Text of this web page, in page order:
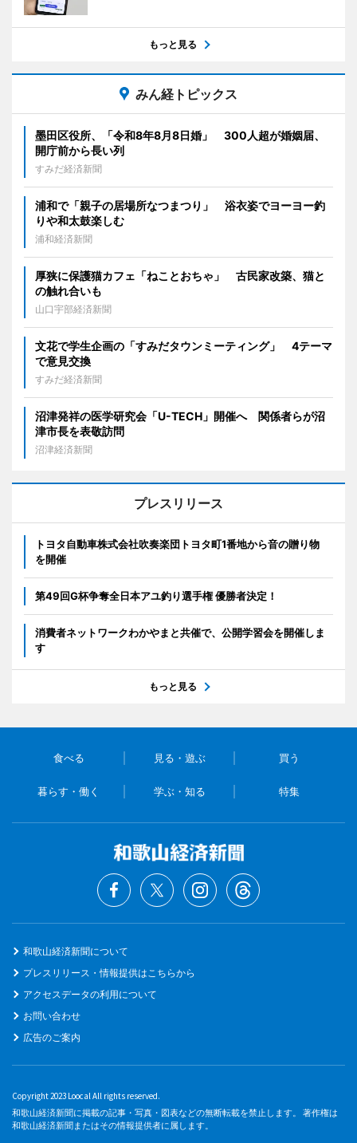
もっと見る
みん経トピックス
墨田区役所、「令和8年8月8日婚」 300人超が婚姻届、
開庁前から長い列
すみだ経済新聞
浦和で「親子の居場所なつまつり」 浴衣姿でヨーヨー釣
りや和太鼓楽しむ
浦和経済新聞
厚狭に保護猫カフェ「ねことおちゃ」 古民家改築、猫と
の触れ合いも
山口宇部経済新聞
文花で学生企画の「すみだタウンミーティング」 4テーマ
で意見交換
すみだ経済新聞
沼津発祥の医学研究会「U-TECH」開催へ 関係者らが沼
津市長を表敬訪問
沼津経済新聞
プレスリリース
トヨタ自動車株式会社吹奏楽団トヨタ町1番地から音の贈り物
を開催
第49回G杯争奪全日本アユ釣り選手権 優勝者決定！
消費者ネットワークわかやまと共催で、公開学習会を開催しま
す
もっと見る
食べる 見る・遊ぶ 買う
暮らす・働く 学ぶ・知る 特集
和歌山経済新聞について
プレスリリース・情報提供はこちらから
アクセスデータの利用について
お問い合わせ
広告のご案内
Copyright 2023 Loocal All rights reserved.
和歌山経済新聞に掲載の記事・写真・図表などの無断転載を禁止します。 著作権は
和歌山経済新聞またはその情報提供者に属します。